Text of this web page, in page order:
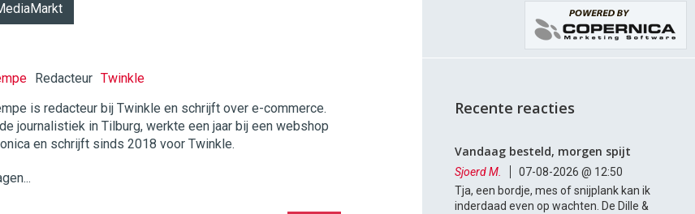
Redacteur Twinkle
is redacteur bij Twinkle en schrijft over e-commerce.
journalistiek in Tilburg, werkte een jaar bij een webshop
en schrijft sinds 2018 voor Twinkle.
Recente reacties
Vandaag besteld, morgen spijt
Sjoerd M.
07-08-2026 @ 12:50
Tja, een bordje, mes of snijplank kan ik
inderdaad even op wachten. De Dille &